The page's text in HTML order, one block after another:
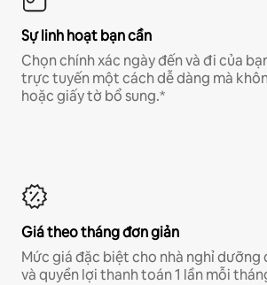
Sự linh hoạt bạn cần
Chọn chính xác ngày đến và đi của
trực tuyến một cách dễ dàng mà
hoặc giấy tờ bổ sung.*
Giá theo tháng đơn giản
Mức giá đặc biệt cho nhà nghỉ dưỡng
và quyền lợi thanh toán 1 lần mỗi